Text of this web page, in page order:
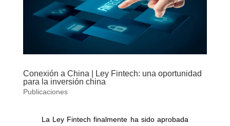
Conexión a China | Ley Fintech: una oportunidad
para la inversión china
Publicaciones
La Ley Fintech finalmente ha sido aprobada